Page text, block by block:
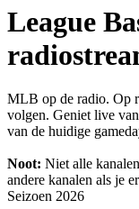
League
MLB op de radio. Op
volgen. Geniet live
van de huidige
Noot: Niet alle
andere kanalen als je
Seizoen 2026